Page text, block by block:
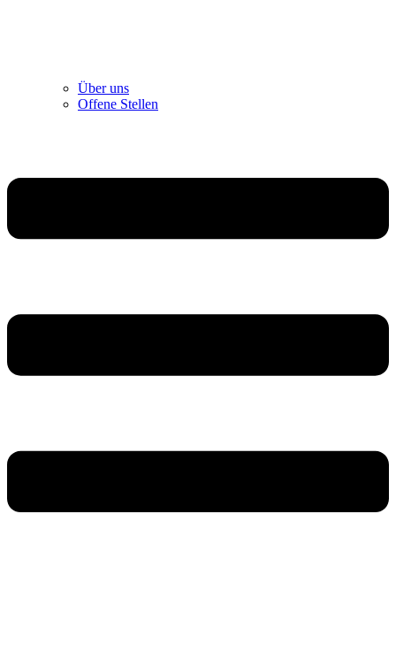
Über uns
Offene Stellen